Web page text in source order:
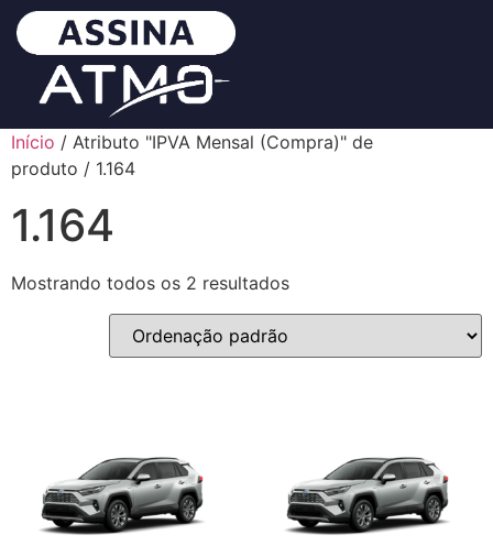
Início / Atributo "IPVA Mensal (Compra)" de
produto / 1.164
1.164
Mostrando todos os 2 resultados